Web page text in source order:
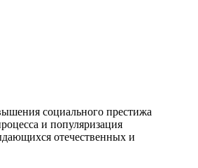
социального престижа
и популяризация
отечественных и